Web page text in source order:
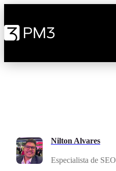
Nilton Alvares
Especialista de SEO